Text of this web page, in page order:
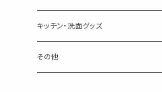
チューブ
スライドケース
アロマストーン
フック・マグネット・画鋲
ステッカー・マスキングテープ・付箋
ウォールアイテム
フック・マグネット・画鋲
収納・小物トレー
ブローチ・ピンバッチ
ピアス
キッチン・洗面グッズ
カトラリー
その他